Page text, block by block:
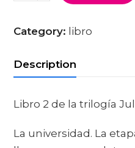
Category: libro
Description
Libro 2 de la trilogía
La universidad. La